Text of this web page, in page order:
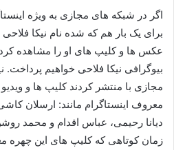
اگر در شبکه های مجازی به ویژه
برای یک بار هم که شده نام نیکا فلاحی
عکس ها و کلیپ های او را مشاهده
بیوگرافی نیکا فلاحی خواهیم پرداخت.
مجازی با منتشر کردند کلیپ ها و
معروف اینستاگرام مانند: ارسلان
دیانا رحیمی، عباس اقدام و محمد
زمان کوتاهی که کلیپ های این چهره